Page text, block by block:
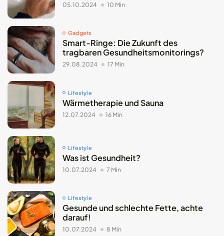
05.10.2024 10 Min
Gadgets
Smart-Ringe: Die Zukunft des
tragbaren Gesundheitsmonitorings?
29.08.2024 17 Min
Lifestyle
Wärmetherapie und Sauna
12.07.2024 16 Min
Lifestyle
Was ist Gesundheit?
10.07.2024 7 Min
Lifestyle
Gesunde und schlechte Fette, achte
darauf!
10.07.2024 8 Min